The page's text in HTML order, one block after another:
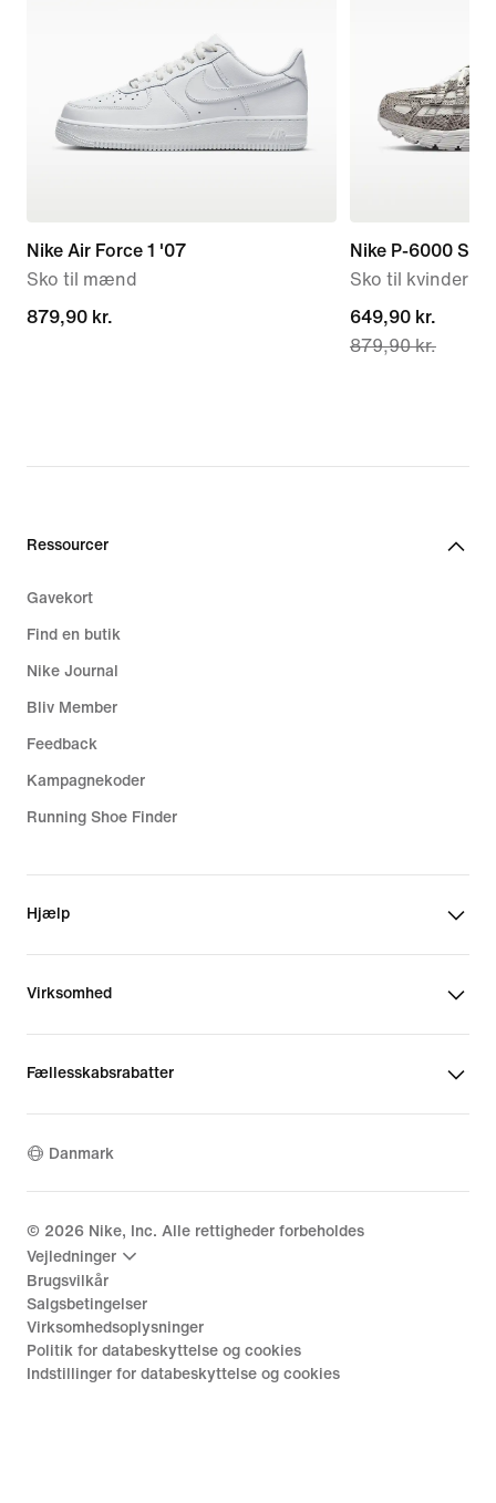
Nike Air Force 1 '07
Sko til mænd
879,90 kr.
879,90 kr.
Nike P-6000 SE
Sko til kvinder
current
price
879,90 kr.
649,90 kr.
879,90 kr.
Ressourcer
Gavekort
Find en butik
Nike Journal
Bliv Member
Feedback
Kampagnekoder
Running Shoe Finder
Hjælp
Virksomhed
Fællesskabsrabatter
Danmark
© 2026 Nike, Inc. Alle rettigheder forbeholdes
Vejledninger
Brugsvilkår
Salgsbetingelser
Virksomhedsoplysninger
Politik for databeskyttelse og cookies
Indstillinger for databeskyttelse og cookies